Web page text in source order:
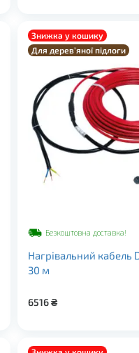
Знижка у кошику
Для дерев’яної підлоги
Безкоштовна доставка!
Нагрівальний кабель
30 м
6516₴